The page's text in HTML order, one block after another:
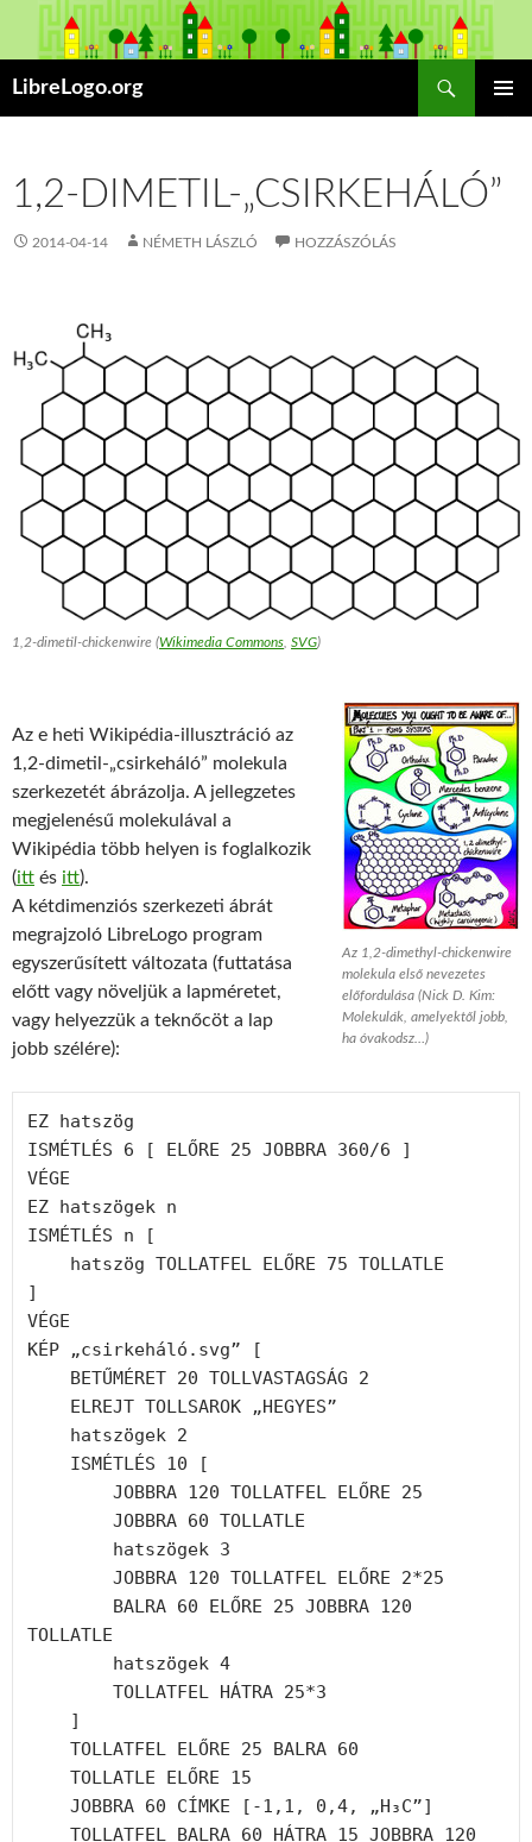
LibreLogo.org
1,2-DIMETIL-„CSIRKEHÁLÓ”
2014-04-14 NÉMETH LÁSZLÓ HOZZÁSZÓLÁS
1,2-dimetil-chickenwire (Wikimedia Commons SVG)
Az 1,2-dimethyl-chickenwire
molekula első nevezetes
előfordulása (Nick D. Kim:
Molekulák, amelyektől jobb,
ha óvakodsz… )
Az e heti Wikipédia-illusztráció az
1,2-dimetil-„csirkeháló” molekula
szerkezetét ábrázolja. A jellegzetes
megjelenésű molekulával a
Wikipédia több helyen is foglalkozik
(itt és itt).
A kétdimenziós szerkezeti ábrát
megrajzoló LibreLogo program
egyszerűsített változata (futtatása
előtt vagy növeljük a lapméretet,
vagy helyezzük a teknőcöt a lap
jobb szélére):
EZ hatszög
ISMÉTLÉS 6 [ ELŐRE 25 JOBBRA 360/6 ]
VÉGE
EZ hatszögek n
ISMÉTLÉS n [
]
VÉGE
KÉP „csirkeháló.svg” [
TOLLATLE